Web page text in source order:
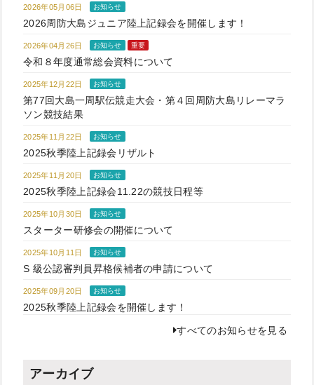
2026年05月06日 お知らせ
2026周防大島ジュニア陸上記録会を開催します！
2026年04月26日 お知らせ 重要
令和８年度通常総会資料について
2025年12月22日 お知らせ
第77回大島一周駅伝競走大会・第４回周防大島リレーマラ
ソン競技結果
2025年11月22日 お知らせ
2025秋季陸上記録会リザルト
2025年11月20日 お知らせ
2025秋季陸上記録会11.22の競技日程等
2025年10月30日 お知らせ
スターター研修会の開催について
2025年10月11日 お知らせ
S 級公認審判員昇格候補者の申請について
2025年09月20日 お知らせ
2025秋季陸上記録会を開催します！
すべてのお知らせを見る
アーカイブ